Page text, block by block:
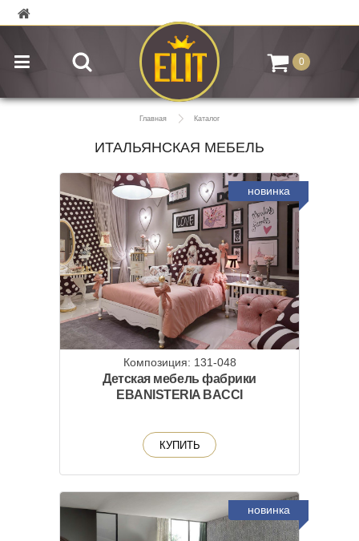
0
Главная Каталог
ИТАЛЬЯНСКАЯ МЕБЕЛЬ
новинка
Композиция: 131-048
Детская мебель фабрики
EBANISTERIA BACCI
КУПИТЬ
новинка